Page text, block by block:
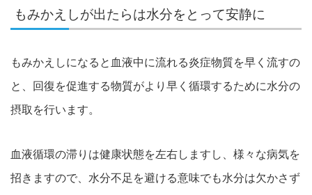
もみかえしが出たらは水分をとって安静に
もみかえしになると血液中に流れる炎症物質を早く流すの
と、回復を促進する物質がより早く循環するために水分の
摂取を行います。
血液循環の滞りは健康状態を左右しますし、様々な病気を
招きますので、水分不足を避ける意味でも水分は欠かさず